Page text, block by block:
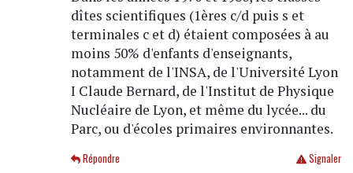
dîtes scientifiques (1ères c/d puis s et
terminales c et d) étaient composées à au
moins 50% d'enfants d'enseignants,
notamment de l'INSA, de l'Université Lyon
I Claude Bernard, de l'Institut de Physique
Nucléaire de Lyon, et même du lycée... du
Parc, ou d'écoles primaires environnantes.
Signaler
Répondre